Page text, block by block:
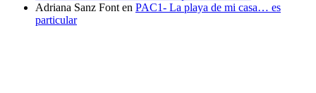
Adriana Sanz Font en PAC1- La playa de mi casa… es
particular